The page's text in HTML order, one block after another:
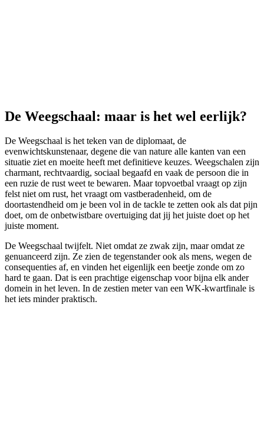
De Weegschaal: maar is het wel eerlijk?
De Weegschaal is het teken van de diplomaat, de
evenwichtskunstenaar, degene die van nature alle kanten van een
situatie ziet en moeite heeft met definitieve keuzes. Weegschalen zijn
charmant, rechtvaardig, sociaal begaafd en vaak de persoon die in
een ruzie de rust weet te bewaren. Maar topvoetbal vraagt op zijn
felst niet om rust, het vraagt om vastberadenheid, om de
doortastendheid om je been vol in de tackle te zetten ook als dat pijn
doet, om de onbetwistbare overtuiging dat jij het juiste doet op het
juiste moment.
De Weegschaal twijfelt. Niet omdat ze zwak zijn, maar omdat ze
genuanceerd zijn. Ze zien de tegenstander ook als mens, wegen de
consequenties af, en vinden het eigenlijk een beetje zonde om zo
hard te gaan. Dat is een prachtige eigenschap voor bijna elk ander
domein in het leven. In de zestien meter van een WK-kwartfinale is
het iets minder praktisch.